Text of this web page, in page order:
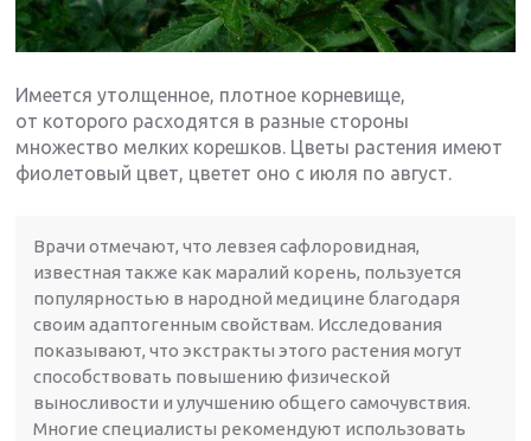
Имеется утолщенное, плотное корневище,
от которого расходятся в разные стороны
множество мелких корешков. Цветы растения имеют
фиолетовый цвет, цветет оно с июля по август.
Врачи отмечают, что левзея сафлоровидная,
известная также как маралий корень, пользуется
популярностью в народной медицине благодаря
своим адаптогенным свойствам. Исследования
показывают, что экстракты этого растения могут
способствовать повышению физической
выносливости и улучшению общего самочувствия.
Многие специалисты рекомендуют использовать